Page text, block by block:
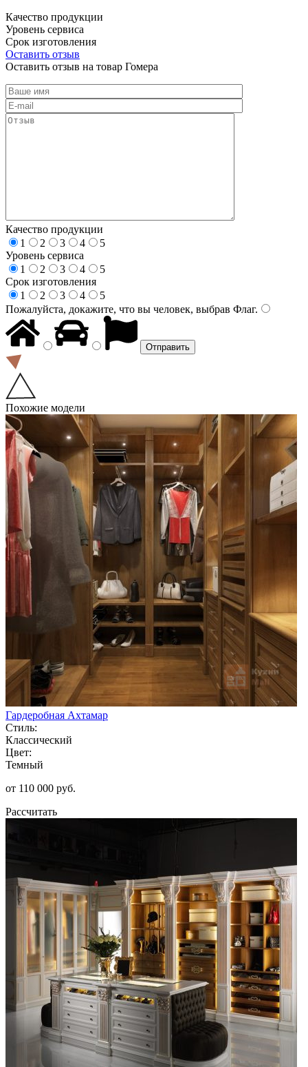
Качество продукции
Уровень сервиса
Срок изготовления
Оставить отзыв
Оставить отзыв на товар Гомера
Качество продукции
1
2 3 4
5
Уровень сервиса
1
2 3 4
5
Срок изготовления
1
2 3 4
5
Пожалуйста, докажите, что вы человек, выбрав Флаг.
Похожие модели
Гардеробная Ахтамар
Стиль:
Классический
Цвет:
Темный
от 110 000 руб.
Рассчитать